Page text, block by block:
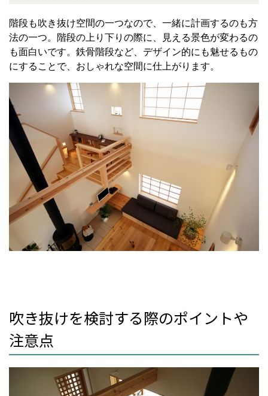
階段も吹き抜け空間の一つなので、一緒に計画するのも方
法の一つ。階段の上り下りの際に、見える景色が変わるの
も面白いです。鉄骨階段など、デザイン的にも魅せるもの
にすることで、おしゃれな空間に仕上がります。
吹き抜けを検討する際のポイントや
注意点